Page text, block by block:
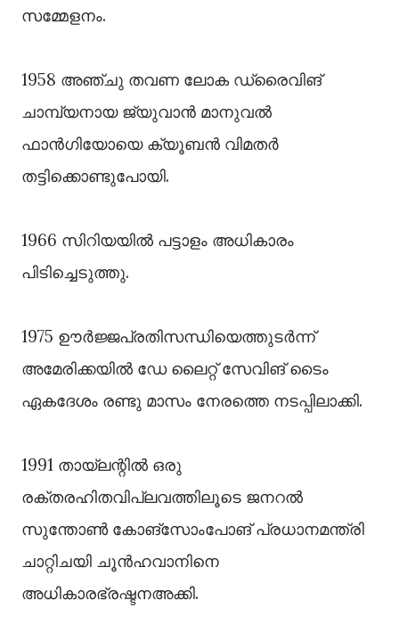
സമ്മേളനം.
1958 അഞ്ചു തവണ ലോക ഡ്രൈവിങ്
ചാമ്പ്യനായ ജ്യുവാൻ മാനുവൽ
ഫാൻഗിയോയെ ക്യൂബൻ വിമതർ
തട്ടിക്കൊണ്ടുപോയി.
1966 സിറിയയിൽ പട്ടാളം അധികാരം
പിടിച്ചെടുത്തു.
1975 ഊർജ്ജപ്രതിസന്ധിയെത്തുടർന്ന്
അമേരിക്കയിൽ ഡേ ലൈറ്റ് സേവിങ് ടൈം
ഏകദേശം രണ്ടു മാസം നേരത്തെ നടപ്പിലാക്കി.
1991 തായ്‌ലന്റിൽ ഒരു
രക്തരഹിതവിപ്ലവത്തിലൂടെ ജനറൽ
സുന്തോൺ കോങ്സോം‌പോങ് പ്രധാനമന്ത്രി
ചാറ്റിചയി ചൂൻ‌ഹവാനിനെ
അധികാരഭ്രഷ്ടനഅക്കി.